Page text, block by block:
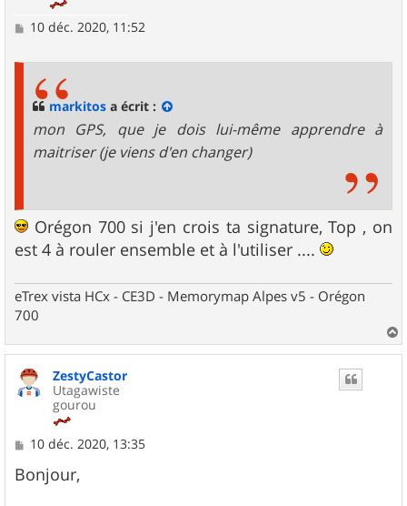
M10 déc. 2020, 11:52
markitos a écrit :
mon GPS, que je dois lui-même apprendre à
maitriser (je viens d'en changer)
Orégon 700 si j'en crois ta signature, Top , on
est 4 à rouler ensemble et à l'utiliser ....
eTrex vista HCx - CE3D - Memorymap Alpes v5 - Orégon
700
a
ZestyCastor
Utagawiste
gourou
M
s
s
10 déc. 2020, 13:35
Bonjour,